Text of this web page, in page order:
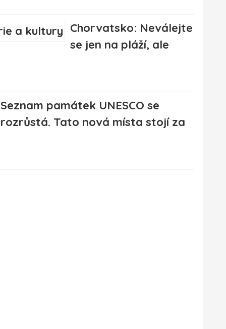
Chorvatsko: Neválejte
se jen na pláží, ale
Seznam památek UNESCO se
rozrůstá. Tato nová místa stojí za